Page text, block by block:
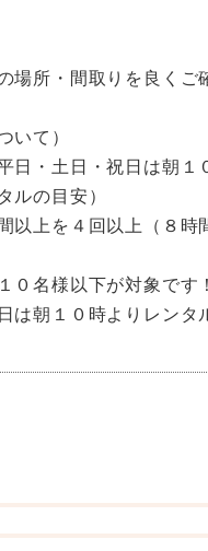
場所・間取りを良くご
いて）
日・土日・祝日は朝１
ルの目安）
以上を４回以上（８時
０名様以下が対象です！
は朝１０時よりレンタ